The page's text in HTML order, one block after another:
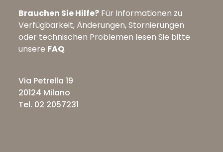
Brauchen Sie Hilfe? Für Informationen zu
Verfügbarkeit, Änderungen, Stornierungen
oder technischen Problemen lesen Sie bitte
unsere FAQ.
Via Petrella 19
20124 Milano
Tel. 02 2057231